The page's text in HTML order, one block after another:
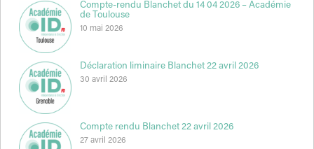
Compte-rendu Blanchet du 14 04 2026 – Académie
de Toulouse
10 mai 2026
Déclaration liminaire Blanchet 22 avril 2026
30 avril 2026
Compte rendu Blanchet 22 avril 2026
27 avril 2026